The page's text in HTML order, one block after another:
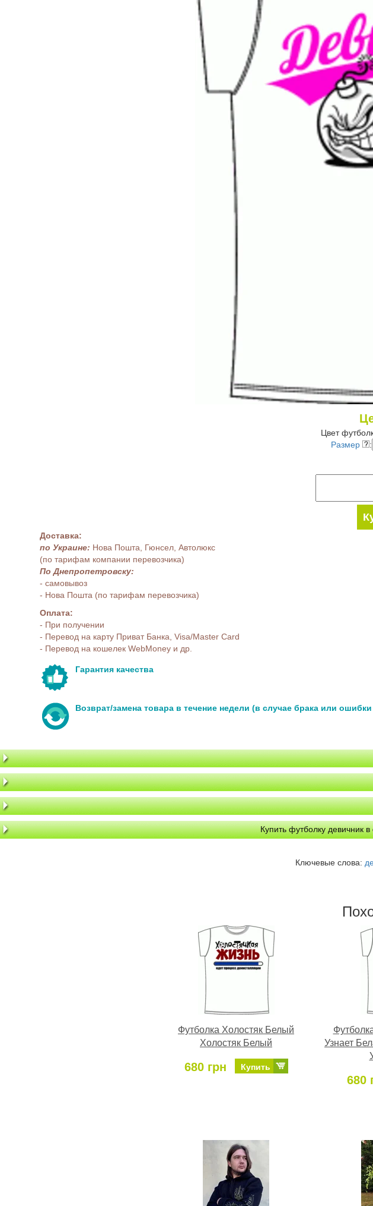
Цвет
Размер
:
Доставка:
по Украине: Нова Пошта, Гюнсел, Автолюкс
(по тарифам компании перевозчика)
По Днепропетровску:
- самовывоз
- Нова Пошта (по тарифам перевозчика)
Оплата:
- При получении
- Перевод на карту Приват Банка, Visa/Master Card
- Перевод на кошелек WebMoney и др.
Гарантия качества
Возврат/замена товара в течение недели (в случае брака или
Купить футболку девичник
Ключевые слова:
Футболка Холостяк Белый
Холостяк Белый
680 грн Купить
Узнает
680